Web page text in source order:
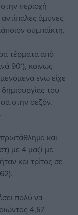
περιοχή
άμυνες
συμπαίκτη.
τέρματα από
90′), κοινώς
ενώ είχε
του
στην σεζόν.
και
με 4 μαζί με
και τρίτος σε
πολύ να
4,57